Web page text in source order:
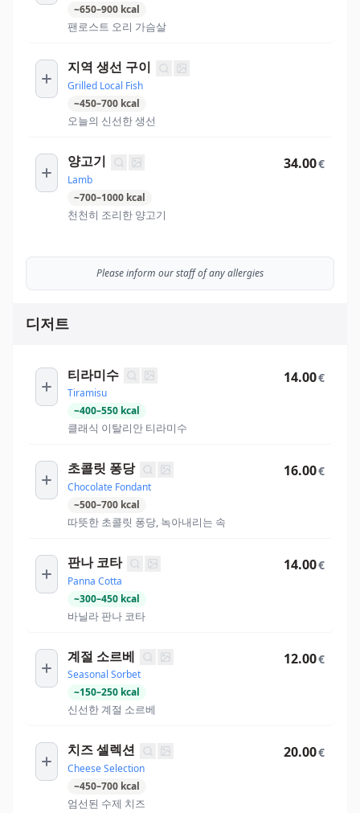
~650–900 kcal
팬로스트 오리 가슴살
지역 생선 구이
Grilled Local Fish
~450–700 kcal
오늘의 신선한 생선
양고기
Lamb
~700–1000 kcal
천천히 조리한 양고기
34.00€
Please inform our staff of any allergies
디저트
티라미수
Tiramisu
~400–550 kcal
클래식 이탈리안 티라미수
14.00€
초콜릿 퐁당
Chocolate Fondant
~500–700 kcal
따뜻한 초콜릿 퐁당, 녹아내리는 속
16.00€
판나 코타
Panna Cotta
~300–450 kcal
바닐라 판나 코타
14.00€
계절 소르베
Seasonal Sorbet
~150–250 kcal
신선한 계절 소르베
12.00€
치즈 셀렉션
Cheese Selection
~450–700 kcal
엄선된 수제 치즈
20.00€